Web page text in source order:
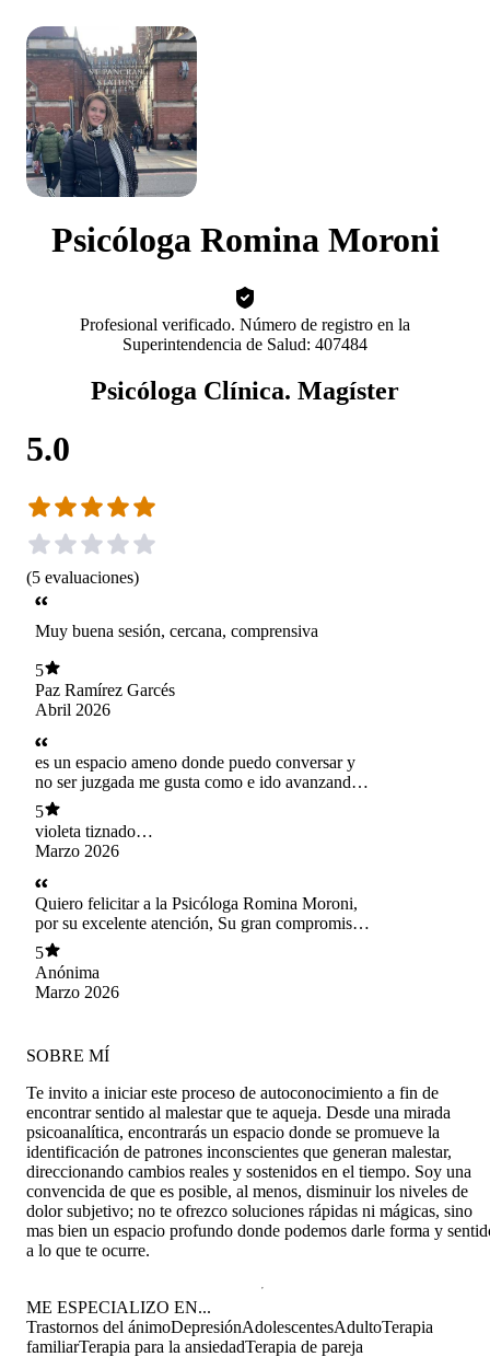
Psicóloga Romina Moroni
Profesional verificado. Número de registro en la
Superintendencia de Salud: 407484
Psicóloga Clínica. Magíster
5.0
(5 evaluaciones)
Muy buena sesión, cercana, comprensiva
5
Paz Ramírez Garcés
Abril 2026
es un espacio ameno donde puedo conversar y
no ser juzgada me gusta como e ido avanzando
en proceso y gracias a psicóloga romina a sido
con la que mejores avances e tenid
5
violeta tiznado
castillo
Marzo 2026
Quiero felicitar a la Psicóloga Romina Moroni,
por su excelente atención, Su gran compromiso
con el paciente y sobretodo por el gran
profesionalismo que han mostrado en mis
atenciones. Ha sido asertiva en las palabras
empleadas, escucha atentamente y sus
estoy viviendo, estoy muy contento y felices de
la atención que recibo de la profesional. Muchas
5
Anónima
Marzo 2026
SOBRE MÍ
Te invito a iniciar este proceso de autoconocimiento a fin de
encontrar sentido al malestar que te aqueja. Desde una mirada
psicoanalítica, encontrarás un espacio donde se promueve la
identificación de patrones inconscientes que generan malestar,
direccionando cambios reales y sostenidos en el tiempo. Soy una
convencida de que es posible, al menos, disminuir los niveles de
dolor subjetivo; no te ofrezco soluciones rápidas ni mágicas, sino
mas bien un espacio profundo donde podemos darle forma y
a lo que te ocurre.
ME ESPECIALIZO EN...
Trastornos del ánimoDepresiónAdolescentesAdultoTerapia
familiarTerapia para la ansiedadTerapia de pareja